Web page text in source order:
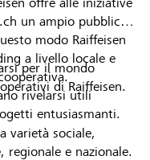
un ampio pubblico
modo Raiffeisen
a livello locale e
rivelarsi utili
entusiasmanti.
per il mondo
di Raiffeisen.
varietà sociale,
regionale e nazionale.